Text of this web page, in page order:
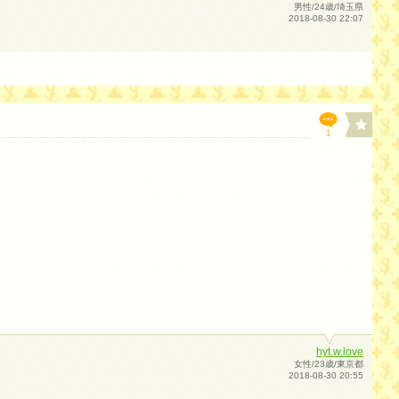
男性/24歳/埼玉県
2018-08-30 22:07
1
hyt.w.love
女性/23歳/東京都
2018-08-30 20:55